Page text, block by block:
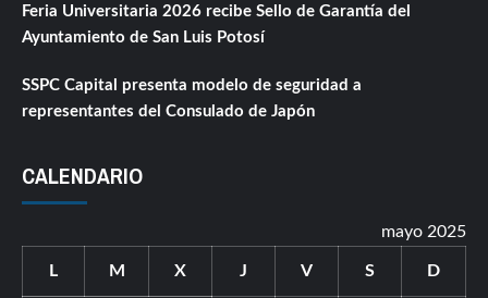
Feria Universitaria 2026 recibe Sello de Garantía del
Ayuntamiento de San Luis Potosí
SSPC Capital presenta modelo de seguridad a
representantes del Consulado de Japón
CALENDARIO
mayo 2025
L M X J V S D